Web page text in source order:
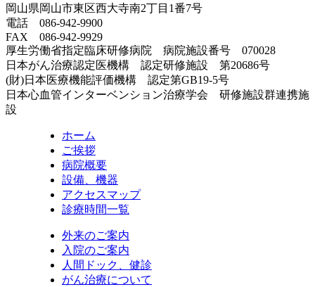
岡山県岡山市東区西大寺南2丁目1番7号
電話 086-942-9900
FAX 086-942-9929
厚生労働省指定臨床研修病院 病院施設番号 070028
日本がん治療認定医機構 認定研修施設 第20686号
(財)日本医療機能評価機構 認定第GB19-5号
日本心血管インターベンション治療学会 研修施設群連携施
設
ホーム
ご挨拶
病院概要
設備、機器
アクセスマップ
診療時間一覧
外来のご案内
入院のご案内
人間ドック、健診
がん治療について